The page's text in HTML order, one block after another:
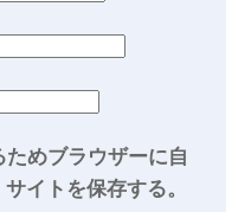
めブラウザーに自
イトを保存する。